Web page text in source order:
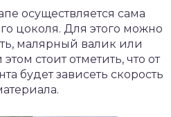
осуществляется сама
цоколя. Для этого можно
малярный валик или
стоит отметить, что от
будет зависеть скорость